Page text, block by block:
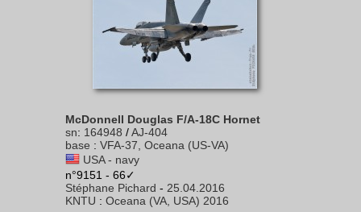
McDonnell Douglas F/A-18C Hornet
sn: 164948 /AJ-404
base : VFA-37, Oceana (US-VA)
USA - navy
n°9151 - 66✓
Stéphane Pichard - 25.04.2016
KNTU : Oceana (VA, USA) 2016